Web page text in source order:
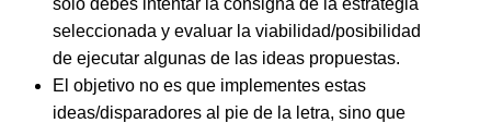
solo debes intentar la consigna de la estrategia
seleccionada y evaluar la viabilidad/posibilidad
de ejecutar algunas de las ideas propuestas.
El objetivo no es que implementes estas
ideas/disparadores al pie de la letra, sino que